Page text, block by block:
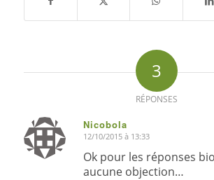
3
RÉPONSES
Nicobola
dit
:
12/10/2015 à 13:33
Ok pour les réponses
aucune objection…